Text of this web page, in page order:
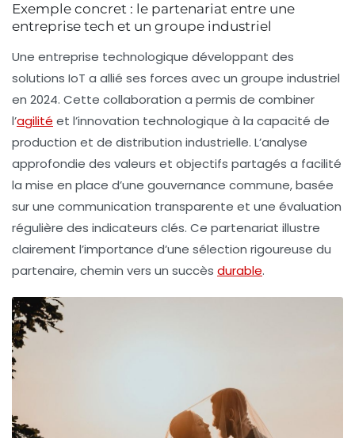
Exemple concret : le partenariat entre une
entreprise tech et un groupe industriel
Une entreprise technologique développant des
solutions IoT a allié ses forces avec un groupe industriel
en 2024. Cette collaboration a permis de combiner
l’agilité et l’innovation technologique à la capacité de
production et de distribution industrielle. L’analyse
approfondie des valeurs et objectifs partagés a facilité
la mise en place d’une gouvernance commune, basée
sur une communication transparente et une évaluation
régulière des indicateurs clés. Ce partenariat illustre
clairement l’importance d’une sélection rigoureuse du
partenaire, chemin vers un succès durable.